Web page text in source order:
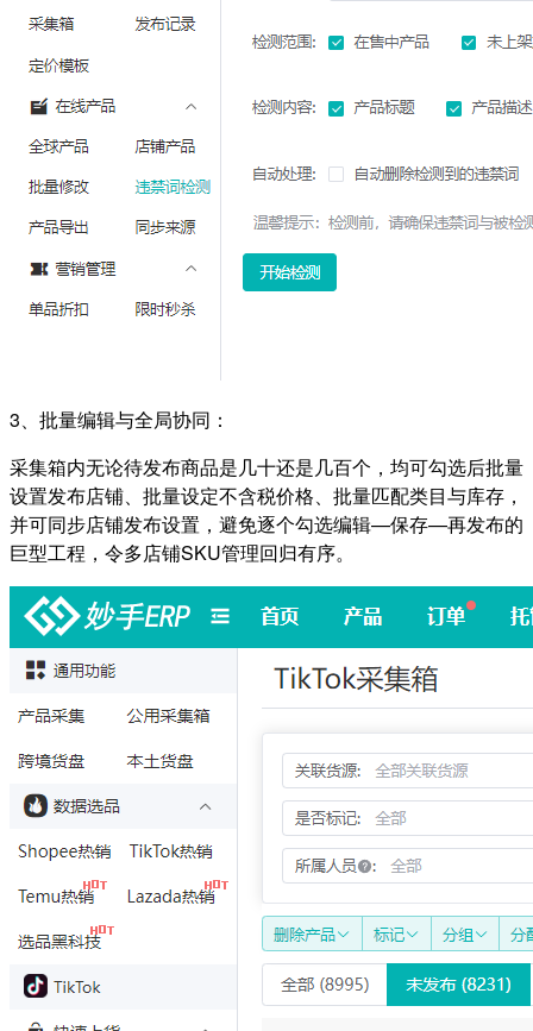
3、批量编辑与全局协同：
采集箱内无论待发布商品是几十还是几百个，均可勾选后批量
设置发布店铺、批量设定不含税价格、批量匹配类目与库存，
并可同步店铺发布设置，避免逐个勾选编辑—保存—再发布的
巨型工程，令多店铺SKU管理回归有序。